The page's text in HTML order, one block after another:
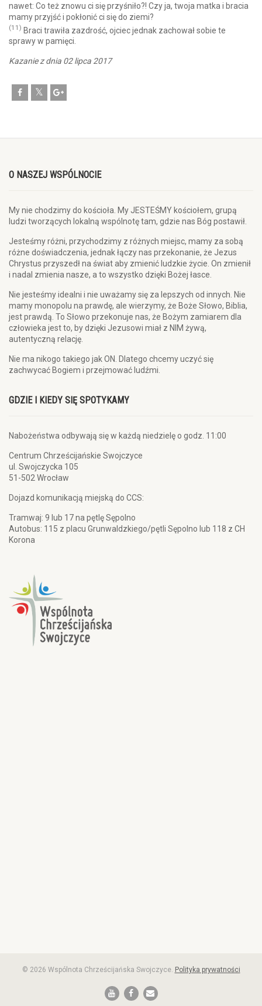
nawet: Co też znowu ci się przyśniło?! Czy ja, twoja matka i bracia
mamy przyjść i pokłonić ci się do ziemi?
(11) Braci trawiła zazdrość, ojciec jednak zachował sobie te
sprawy w pamięci.
Kazanie z dnia 02 lipca 2017
O NASZEJ WSPÓLNOCIE
My nie chodzimy do kościoła. My JESTEŚMY kościołem, grupą
ludzi tworzących lokalną wspólnotę tam, gdzie nas Bóg postawił.
Jesteśmy różni, przychodzimy z różnych miejsc, mamy za sobą
różne doświadczenia, jednak łączy nas przekonanie, że Jezus
Chrystus przyszedł na świat aby zmienić ludzkie życie. On zmienił
i nadal zmienia nasze, a to wszystko dzięki Bożej łasce.
Nie jesteśmy idealni i nie uważamy się za lepszych od innych. Nie
mamy monopolu na prawdę, ale wierzymy, że Boże Słowo, Biblia,
jest prawdą. To Słowo przekonuje nas, że Bożym zamiarem dla
człowieka jest to, by dzięki Jezusowi miał z NIM żywą,
autentyczną relację.
Nie ma nikogo takiego jak ON. Dlatego chcemy uczyć się
zachwycać Bogiem i przejmować ludźmi.
GDZIE I KIEDY SIĘ SPOTYKAMY
Nabożeństwa odbywają się w każdą niedzielę o godz. 11:00
Centrum Chrześcijańskie Swojczyce
ul. Swojczycka 105
51-502 Wrocław
Dojazd komunikacją miejską do CCS:
Tramwaj: 9 lub 17 na pętlę Sępolno
Autobus: 115 z placu Grunwaldzkiego/pętli Sępolno lub 118 z CH
Korona
© 2026 Wspólnota Chrześcijańska Swojczyce. Polityka prywatności